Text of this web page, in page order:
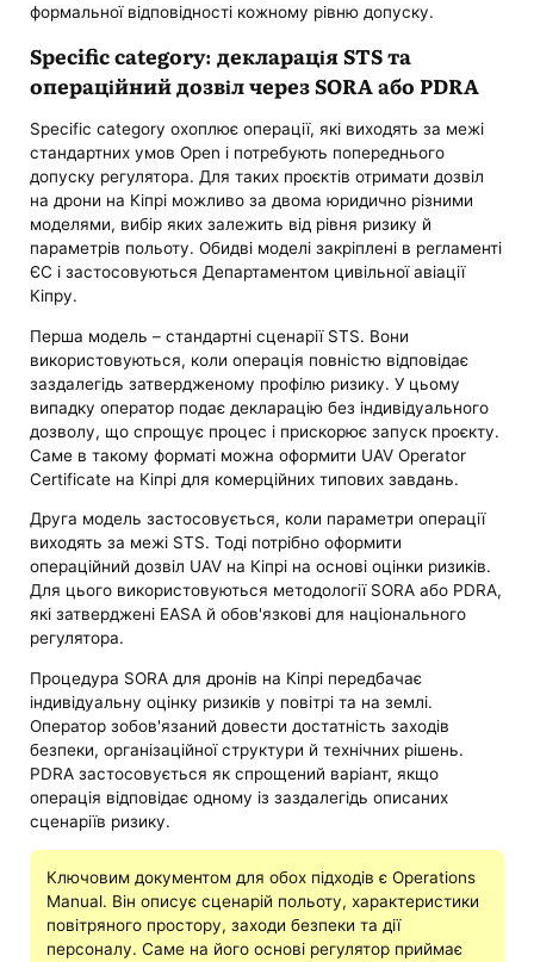
формальної відповідності кожному рівню допуску.
Specific category: декларація STS та
операційний дозвіл через SORA або PDRA
Specific category охоплює операції, які виходять за межі
стандартних умов Open і потребують попереднього
допуску регулятора. Для таких проєктів отримати дозвіл
на дрони на Кіпрі можливо за двома юридично різними
моделями, вибір яких залежить від рівня ризику й
параметрів польоту. Обидві моделі закріплені в регламенті
ЄС і застосовуються Департаментом цивільної авіації
Кіпру.
Перша модель – стандартні сценарії STS. Вони
використовуються, коли операція повністю відповідає
заздалегідь затвердженому профілю ризику. У цьому
випадку оператор подає декларацію без індивідуального
дозволу, що спрощує процес і прискорює запуск проєкту.
Саме в такому форматі можна оформити UAV Operator
Certificate на Кіпрі для комерційних типових завдань.
Друга модель застосовується, коли параметри операції
виходять за межі STS. Тоді потрібно оформити
операційний дозвіл UAV на Кіпрі на основі оцінки ризиків.
Для цього використовуються методології SORA або PDRA,
які затверджені EASA й обов'язкові для національного
регулятора.
Процедура SORA для дронів на Кіпрі передбачає
індивідуальну оцінку ризиків у повітрі та на землі.
Оператор зобов'язаний довести достатність заходів
безпеки, організаційної структури й технічних рішень.
PDRA застосовується як спрощений варіант, якщо
операція відповідає одному із заздалегідь описаних
сценаріїв ризику.
Ключовим документом для обох підходів є Operations
Manual. Він описує сценарій польоту, характеристики
повітряного простору, заходи безпеки та дії
персоналу. Саме на його основі регулятор приймає